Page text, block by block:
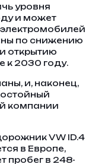
уровня
и может
по снижению
открытию
к 2030 году.
и, наконец,
компании
VW ID.4
в Европе,
пробег в 248-